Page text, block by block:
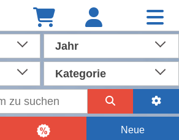
Jahr
Kategorie
Neue